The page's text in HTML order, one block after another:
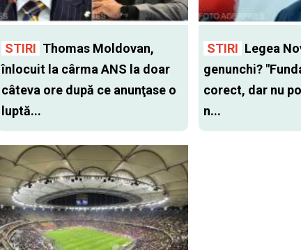
STIRI Thomas Moldovan,
înlocuit la cârma ANS la doar
câteva ore după ce anunţase o
luptă...
STIRI Legea
genunchi?
corect, dar nu
n...